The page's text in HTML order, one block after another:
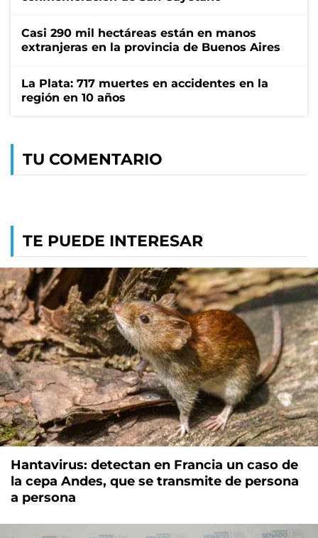
Casi 290 mil hectáreas están en manos
extranjeras en la provincia de Buenos Aires
La Plata: 717 muertes en accidentes en la
región en 10 años
TU COMENTARIO
TE PUEDE INTERESAR
Hantavirus: detectan en Francia un caso de
la cepa Andes, que se transmite de persona
a persona